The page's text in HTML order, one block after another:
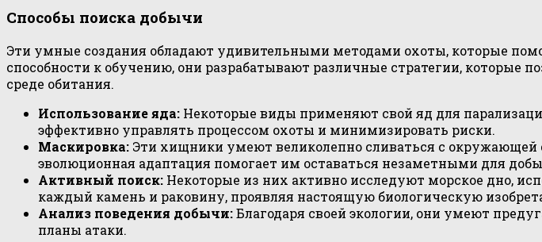
Способы поиска добычи
Эти умные создания обладают удивительными методами охоты, которые
способности к обучению, они разрабатывают различные стратегии,
среде обитания.
Использование яда: Некоторые виды применяют свой яд для
эффективно управлять процессом охоты и минимизировать риски.
Маскировка: Эти хищники умеют великолепно сливаться с окружающей
эволюционная адаптация помогает им оставаться незаметными для
Активный поиск: Некоторые из них активно исследуют морское дно,
каждый камень и раковину, проявляя настоящую биологическую
Анализ поведения добычи:Благодаря своей экологии, они умеют
планы атаки.